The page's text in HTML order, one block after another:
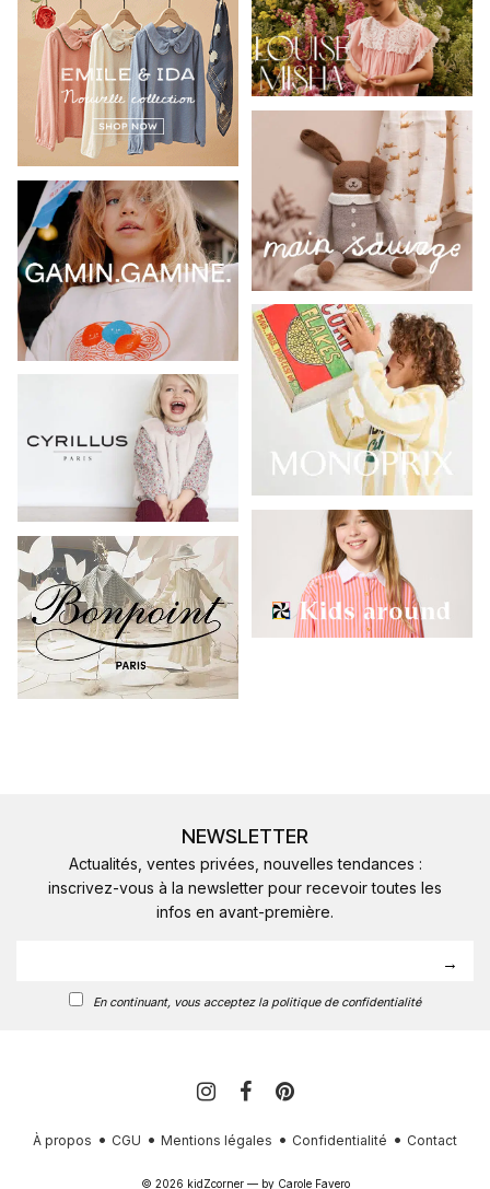
NEWSLETTER
Actualités, ventes privées, nouvelles tendances :
inscrivez-vous à la newsletter pour recevoir toutes les
infos en avant-première.
En continuant, vous acceptez la politique de confidentialité
À propos CGU Mentions légales Confidentialité Contact
© 2026 kidZcorner — by Carole Favero